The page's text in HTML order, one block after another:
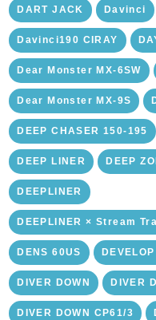
DART JACK Davinci
Davinci190 CIRAY
Dear Monster MX-6SW
Dear Monster MX-9S
DEEP CHASER 150-195
DEEP LINER DEEP
DEEPLINER
DEEPLINER × Stream
DENS 60US
DIVER DOWN DIVER
DIVER DOWN CP61/3